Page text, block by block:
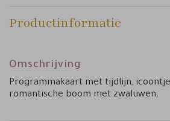
Productinformatie
Omschrijving
Programmakaart met tijdlijn,
romantische boom met zwaluwen.